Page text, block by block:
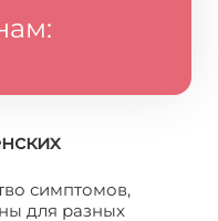
симптомов,
для разных